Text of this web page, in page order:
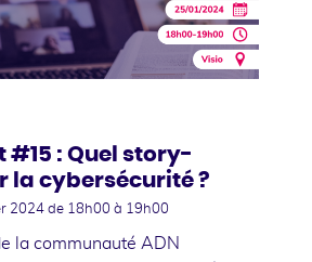
#15 : Quel story-
la cybersécurité ?
2024 de 18h00 à 19h00
la communauté ADN